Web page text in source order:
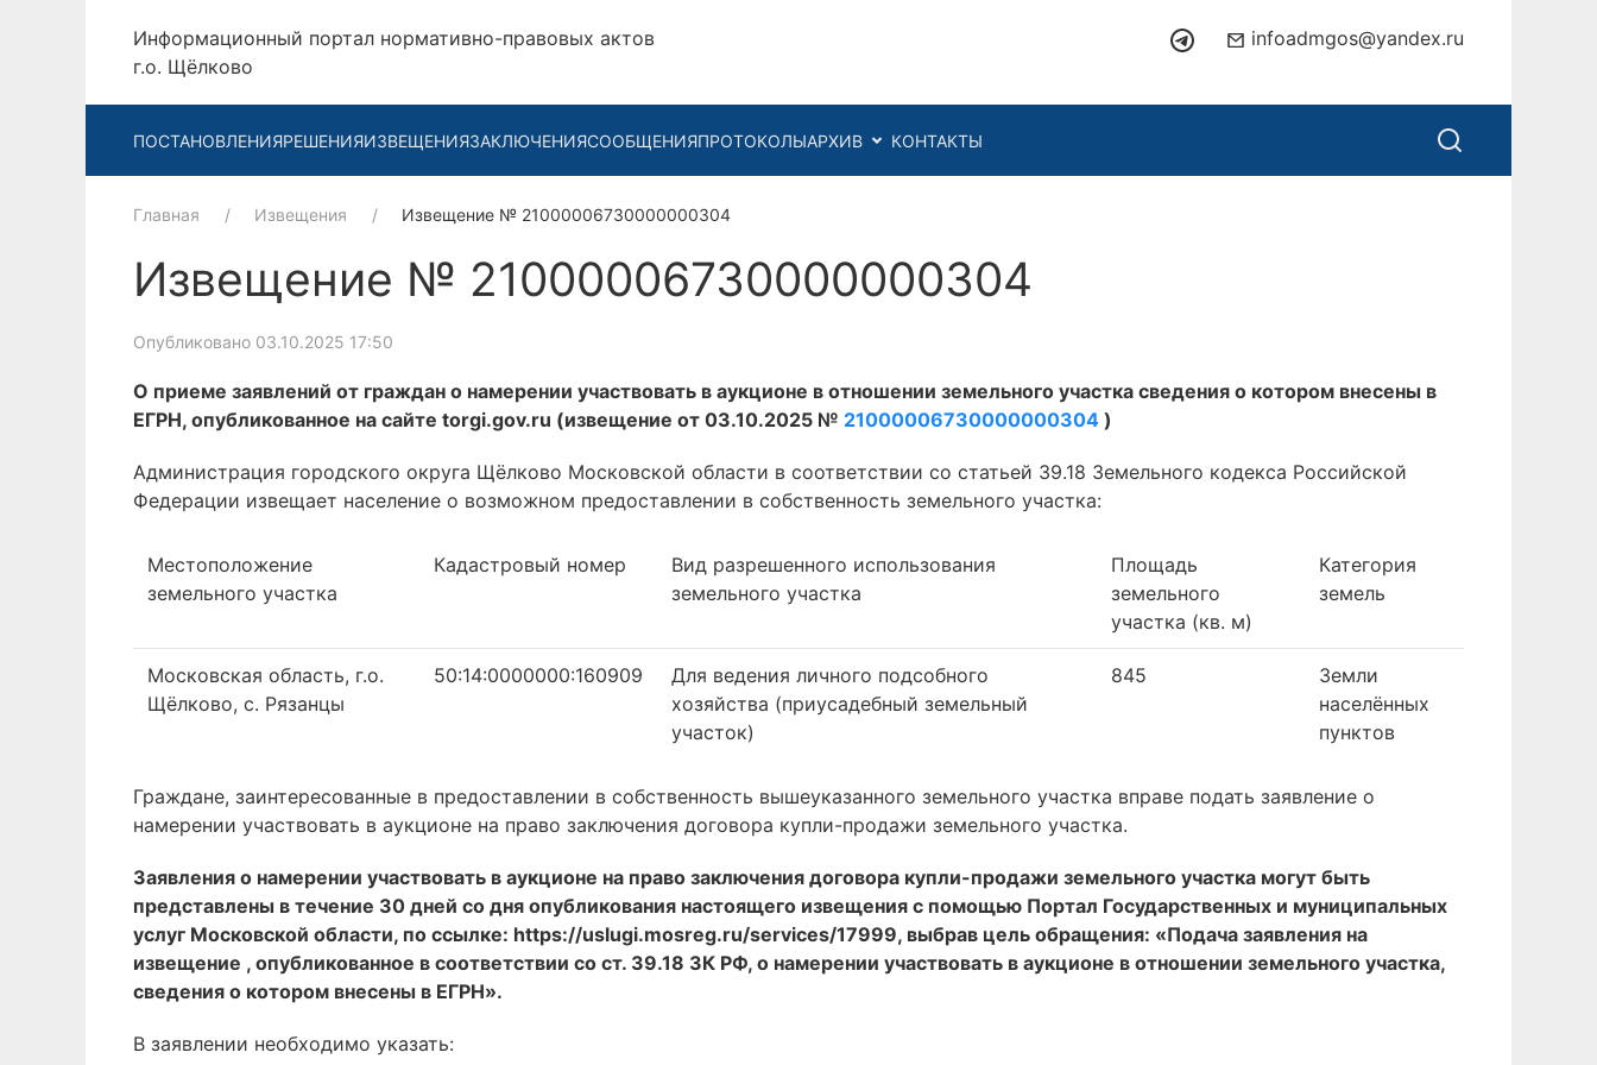
Информационный портал нормативно-правовых актов
г.о. Щёлково
infoadmgos@yandex.ru
ПОСТАНОВЛЕНИЯРЕШЕНИЯИЗВЕЩЕНИЯЗАКЛЮЧЕНИЯСООБЩЕНИЯПРОТОКОЛЫАРХИВ КОНТАКТЫ
Главная Извещения Извещение № 21000006730000000304
Извещение № 21000006730000000304
Опубликовано 03.10.2025 17:50
О приеме заявлений от граждан о намерении участвовать в аукционе в отношении земельного участка сведения о котором внесены в
ЕГРН, опубликованное на сайте torgi.gov.ru (извещение от 03.10.2025 № 21000006730000000304 )
Администрация городского округа Щёлково Московской области в соответствии со статьей 39.18 Земельного кодекса Российской
Федерации извещает население о возможном предоставлении в собственность земельного участка:
Местоположение
земельного участка
Кадастровый номер
Вид разрешенного использования
земельного участка
Площадь
земельного
участка (кв. м)
Категория
земель
Московская область, г.о.
Щёлково, с. Рязанцы
50:14:0000000:160909
Для ведения личного подсобного
хозяйства (приусадебный земельный
участок)
845
Земли
населённых
пунктов
Граждане, заинтересованные в предоставлении в собственность вышеуказанного земельного участка вправе подать заявление о
намерении участвовать в аукционе на право заключения договора купли-продажи земельного участка.
Заявления о намерении участвовать в аукционе на право заключения договора купли-продажи земельного участка могут быть
представлены в течение 30 дней со дня опубликования настоящего извещения с помощью Портал Государственных и муниципальных
услуг Московской области, по ссылке: https://uslugi.mosreg.ru/services/17999, выбрав цель обращения: «Подача заявления на
извещение , опубликованное в соответствии со ст. 39.18 ЗК РФ, о намерении участвовать в аукционе в отношении земельного участка,
сведения о котором внесены в ЕГРН».
В заявлении необходимо указать: